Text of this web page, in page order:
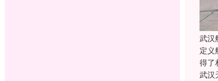
武汉
定义
得了
武汉